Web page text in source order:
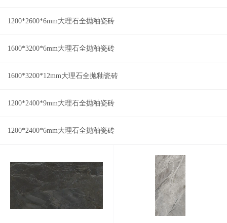
1200*2600*6mm大理石全抛釉瓷砖
1600*3200*6mm大理石全抛釉瓷砖
1600*3200*12mm大理石全抛釉瓷砖
1200*2400*9mm大理石全抛釉瓷砖
1200*2400*6mm大理石全抛釉瓷砖